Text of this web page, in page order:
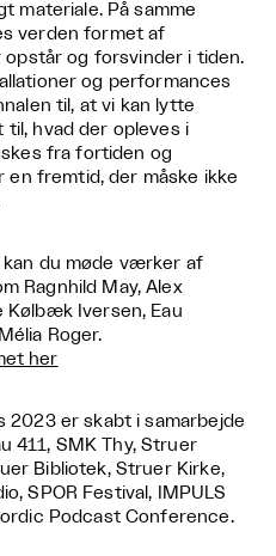
materiale. På samme
verden formet af
opstår og forsvinder i tiden.
og performances
til, at vi kan lytte
hvad der opleves i
fra fortiden og
en fremtid, der måske ikke
kan du møde værker af
Ragnhild May, Alex
Kølbæk Iversen, Eau
Roger.
her
2023 er skabt i samarbejde
411, SMK Thy, Struer
Bibliotek, Struer Kirke,
SPOR Festival, IMPULS
Podcast Conference.